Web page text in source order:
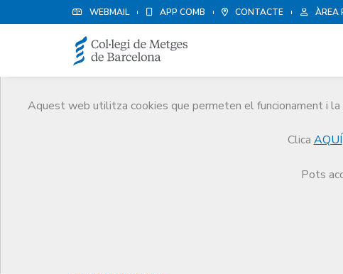
WEBMAIL APP COMB CONTACTE ÀREA
Aquest web utilitza cookies que permeten el funcionament i
Clica AQUÍ
Pots
ECOE. Data examen 30 de